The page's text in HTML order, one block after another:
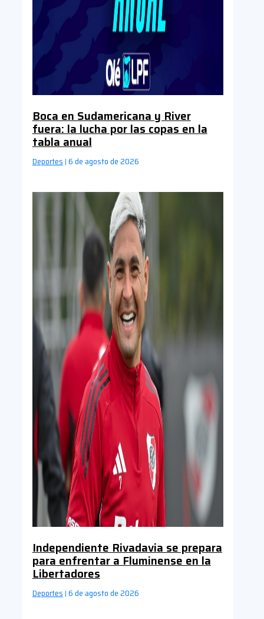
Boca en Sudamericana y River
fuera: la lucha por las copas en la
tabla anual
Deportes | 6 de agosto de 2026
Independiente Rivadavia se prepara
para enfrentar a Fluminense en la
Libertadores
Deportes | 6 de agosto de 2026